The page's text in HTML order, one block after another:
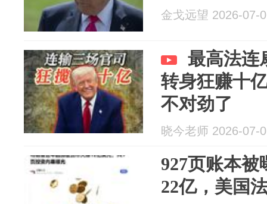
金戈远望 2026-07-
最高法连
转身狂赚十
不对劲了
晓今老师 2026-07-
927页账本被
22亿，美国